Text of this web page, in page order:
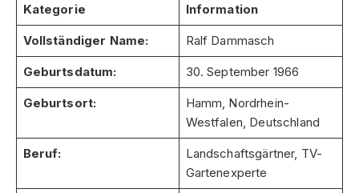
Kategorie Information
Vollständiger Name: Ralf Dammasch
Geburtsdatum: 30. September 1966
Geburtsort:
Hamm, Nordrhein-
Westfalen, Deutschland
Beruf:
Landschaftsgärtner, TV-
Gartenexperte